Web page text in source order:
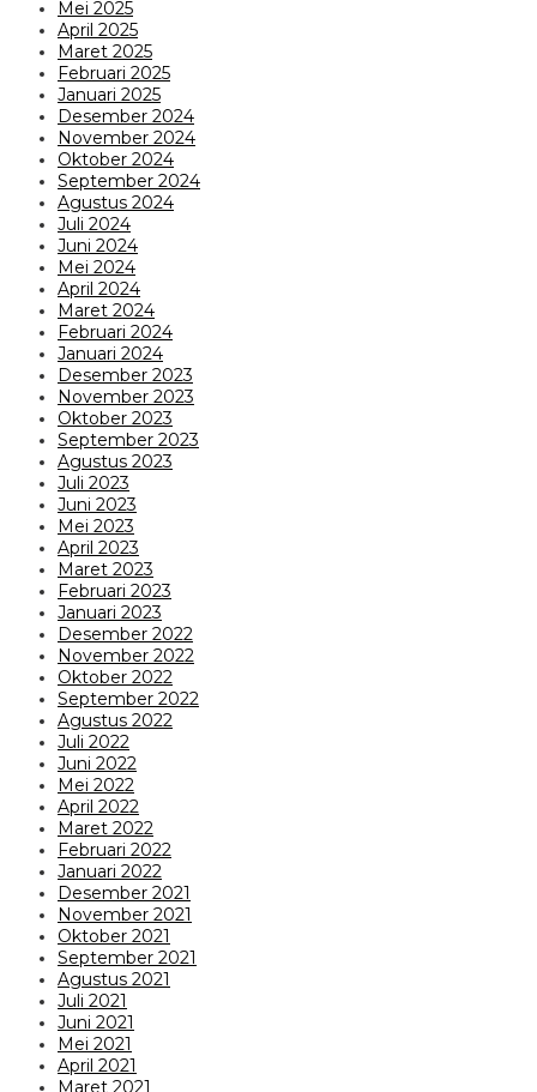
Mei 2025
April 2025
Maret 2025
Februari 2025
Januari 2025
Desember 2024
November 2024
Oktober 2024
September 2024
Agustus 2024
Juli 2024
Juni 2024
Mei 2024
April 2024
Maret 2024
Februari 2024
Januari 2024
Desember 2023
November 2023
Oktober 2023
September 2023
Agustus 2023
Juli 2023
Juni 2023
Mei 2023
April 2023
Maret 2023
Februari 2023
Januari 2023
Desember 2022
November 2022
Oktober 2022
September 2022
Agustus 2022
Juli 2022
Juni 2022
Mei 2022
April 2022
Maret 2022
Februari 2022
Januari 2022
Desember 2021
November 2021
Oktober 2021
September 2021
Agustus 2021
Juli 2021
Juni 2021
Mei 2021
April 2021
Maret 2021